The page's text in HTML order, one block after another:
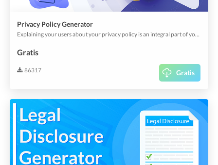
Privacy Policy Generator
Explaining your users about your privacy policy is an integral part of your app; it's a legal requirement. Besides, it creates user/corporate confidence in how your app uses personal, financial, and other sensitive data across your app.This plugin helps you can create your privacy policy through predefined and customizable templates.
Gratis
86317 Gratis